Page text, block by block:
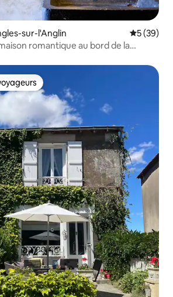
sur-l'Anglin
5 (39)
romantique au bord de la
les plus appréciés